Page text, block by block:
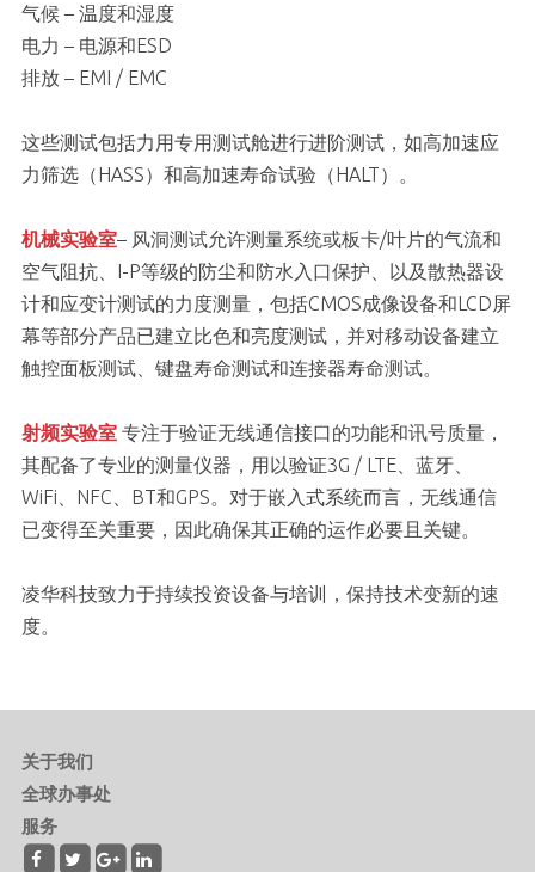
气候 – 温度和湿度
电力 – 电源和ESD
排放 – EMI / EMC
这些测试包括力用专用测试舱进行进阶测试，如高加速应
力筛选（HASS）和高加速寿命试验（HALT）。
机械实验室– 风洞测试允许测量系统或板卡/叶片的气流和
空气阻抗、I-P等级的防尘和防水入口保护、以及散热器设
计和应变计测试的力度测量，包括CMOS成像设备和LCD屏
幕等部分产品已建立比色和亮度测试，并对移动设备建立
触控面板测试、键盘寿命测试和连接器寿命测试。
射频实验室 专注于验证无线通信接口的功能和讯号质量，
其配备了专业的测量仪器，用以验证3G / LTE、蓝牙、
WiFi、NFC、BT和GPS。对于嵌入式系统而言，无线通信
已变得至关重要，因此确保其正确的运作必要且关键。
凌华科技致力于持续投资设备与培训，保持技术变新的速
度。
关于我们
全球办事处
服务